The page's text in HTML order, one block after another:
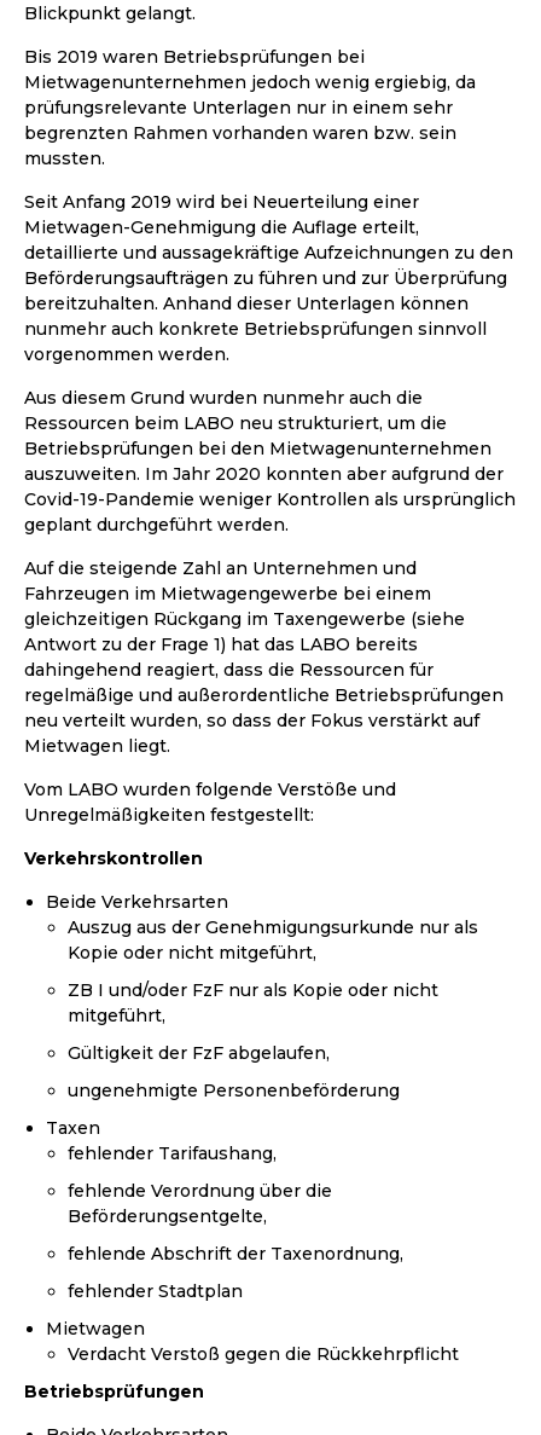
Blickpunkt gelangt.
Bis 2019 waren Betriebsprüfungen bei
Mietwagenunternehmen jedoch wenig ergiebig, da
prüfungsrelevante Unterlagen nur in einem sehr
begrenzten Rahmen vorhanden waren bzw. sein
mussten.
Seit Anfang 2019 wird bei Neuerteilung einer
Mietwagen-Genehmigung die Auflage erteilt,
detaillierte und aussagekräftige Aufzeichnungen zu den
Beförderungsaufträgen zu führen und zur Überprüfung
bereitzuhalten. Anhand dieser Unterlagen können
nunmehr auch konkrete Betriebsprüfungen sinnvoll
vorgenommen werden.
Aus diesem Grund wurden nunmehr auch die
Ressourcen beim LABO neu strukturiert, um die
Betriebsprüfungen bei den Mietwagenunternehmen
auszuweiten. Im Jahr 2020 konnten aber aufgrund der
Covid-19-Pandemie weniger Kontrollen als ursprünglich
geplant durchgeführt werden.
Auf die steigende Zahl an Unternehmen und
Fahrzeugen im Mietwagengewerbe bei einem
gleichzeitigen Rückgang im Taxengewerbe (siehe
Antwort zu der Frage 1) hat das LABO bereits
dahingehend reagiert, dass die Ressourcen für
regelmäßige und außerordentliche Betriebsprüfungen
neu verteilt wurden, so dass der Fokus verstärkt auf
Mietwagen liegt.
Vom LABO wurden folgende Verstöße und
Unregelmäßigkeiten festgestellt:
Verkehrskontrollen
Beide Verkehrsarten
Auszug aus der Genehmigungsurkunde nur als
Kopie oder nicht mitgeführt,
ZB I und/oder FzF nur als Kopie oder nicht
mitgeführt,
Gültigkeit der FzF abgelaufen,
ungenehmigte Personenbeförderung
Taxen
fehlender Tarifaushang,
fehlende Verordnung über die
Beförderungsentgelte,
fehlende Abschrift der Taxenordnung,
fehlender Stadtplan
Mietwagen
Verdacht Verstoß gegen die Rückkehrpflicht
Betriebsprüfungen